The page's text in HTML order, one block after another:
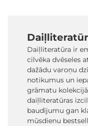
Daiļliteratūra ir
cilvēka dvēseles
dažādu varoņu
notikumus un
grāmatu
daiļliteratūras
baudījumu gan
mūsdienu